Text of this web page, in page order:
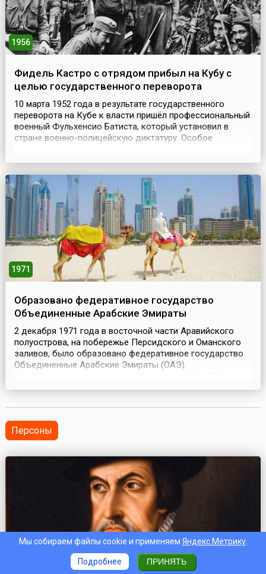
1956
Фидель Кастро с отрядом прибыл на Кубу с
целью государственного переворота
10 марта 1952 года в результате государственного
переворота на Кубе к власти пришёл профессиональный
военный Фульхенсио Батиста, который установил в
стране военно-полицейскую диктатуру. Особое
прогрессивно настроенной молодёжи. В скором времени
наиболее радикальную группу которого возглавил
начинающий политическ...
1971
Образовано федеративное государство
Объединенные Арабские Эмираты
2 декабря 1971 года в восточной части Аравийского
полуострова, на побережье Персидского и Оманского
заливов, было образовано федеративное государство
Объединенные Арабские Эмираты (ОАЭ).
Дубай, Шарджа, Аджман, Эль-Фуджайра и Уммэль-
Рас-эль-Хайма. Государственное устройство
Объединенных Араб...
Персоны
Мы собираем файлы cookie и применяем Яндекс.Метрику.
Подробнее ПРИНЯТЬ